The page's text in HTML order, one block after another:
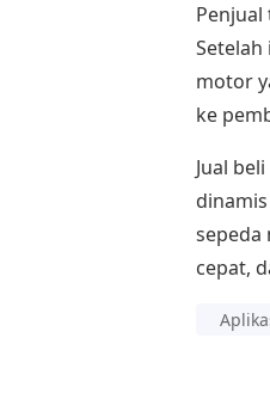
Setelah
motor
ke
Jual
sepeda
cepat,